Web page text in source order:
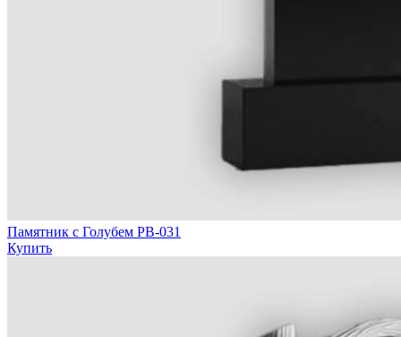
Памятник с Голубем РВ-031
Купить